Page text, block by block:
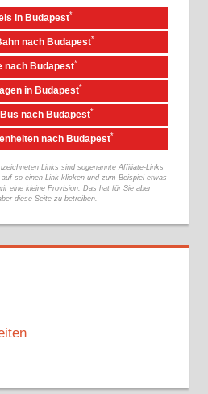
in Budapest*
nach Budapest*
nach Budapest*
in Budapest*
nach Budapest*
nach Budapest*
Links sind sogenannte Affiliate-Links
so einen Link klicken und zum Beispiel etwas
eine kleine Provision. Das hat für Sie aber
diese Seite zu betreiben.